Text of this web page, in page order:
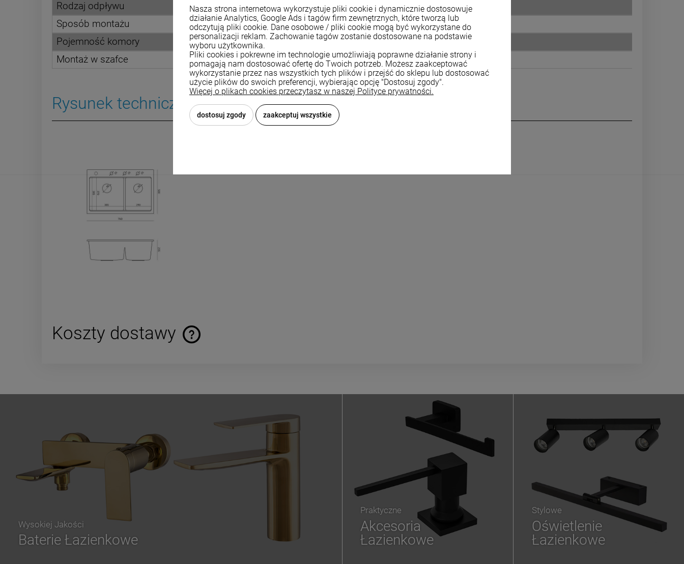
Rodzaj odpływu
Push 2 Open / automatyczny
Sposób montażu
wpuszczany
Pojemność komory
33 litry / 25 litrów
Montaż w szafce
od 80 cm
Rysunek techniczny
Koszty dostawy
Wysokiej Jakości
Baterie Łazienkowe
Praktyczne
Akcesoria
Łazienkowe
Stylowe
Oświetlenie
Łazienkowe
Nasza strona internetowa wykorzystuje pliki cookie i dynamicznie dostosowuje
działanie Analytics, Google Ads i tagów firm zewnętrznych, które tworzą lub
odczytują pliki cookie. Dane osobowe / pliki cookie mogą być wykorzystane do
personalizacji reklam. Zachowanie tagów zostanie dostosowane na podstawie
wyboru użytkownika.
Pliki cookies i pokrewne im technologie umożliwiają poprawne działanie strony i
pomagają nam dostosować ofertę do Twoich potrzeb. Możesz zaakceptować
wykorzystanie przez nas wszystkich tych plików i przejść do sklepu lub dostosować
użycie plików do swoich preferencji, wybierając opcję "Dostosuj zgody".
Więcej o plikach cookies przeczytasz w naszej Polityce prywatności.
dostosuj zgody zaakceptuj wszystkie